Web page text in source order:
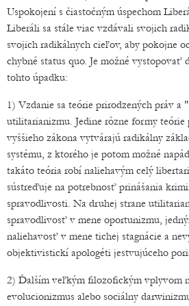
Uspokojení s čiastočným úspechom
Liberáli sa stále viac vzdávali svojich
svojich radikálnych cieľov, aby pokojne
chybné status quo. Je možné vystopovať
tohto úpadku:
1) Vzdanie sa teórie prirodzených práv a
utilitarianizmu. Jedine rôzne formy teórie
vyššieho zákona vytvárajú radikálny
systému, z ktorého je potom možné
takáto teória robí naliehavým celý
sústreďuje na potrebnosť prinášania
spravodlivosti. Na druhej strane
spravodlivosť v mene oportunizmu,
naliehavosť v mene tichej stagnácie a
objektivistickí apologéti jestvujúceho
2) Ďalším veľkým filozofickým vplyvom
evolucionizmus alebo sociálny